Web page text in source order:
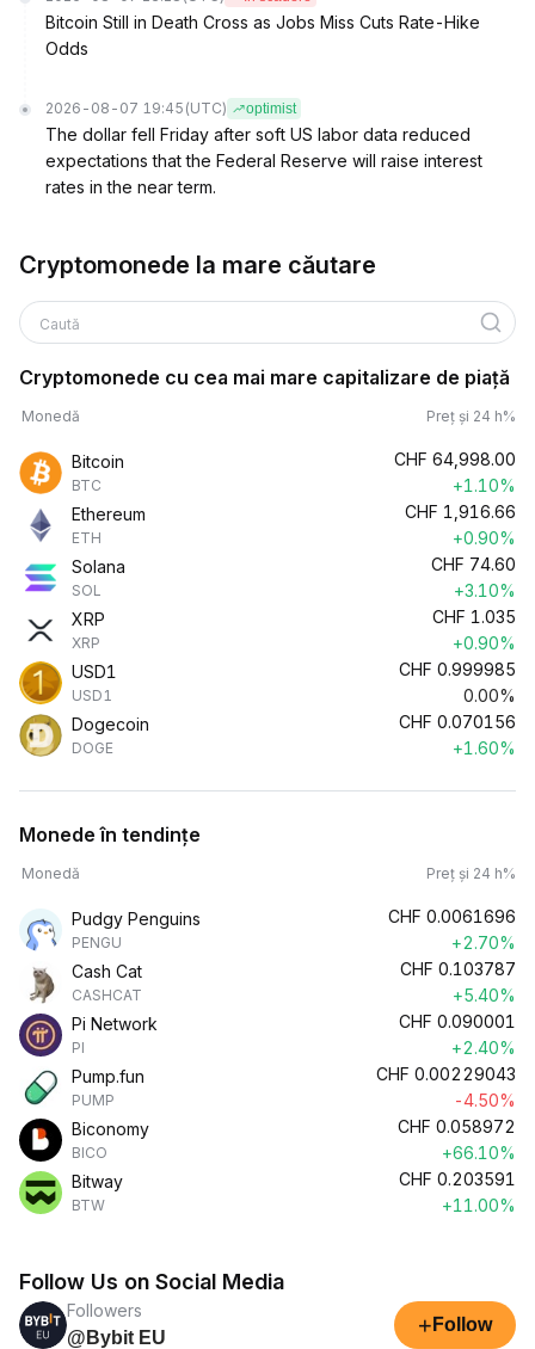
Bitcoin Still in Death Cross as Jobs Miss Cuts Rate-Hike
Odds
2026-08-07 19:45 (UTC) optimist
The dollar fell Friday after soft US labor data reduced
expectations that the Federal Reserve will raise interest
rates in the near term.
Cryptomonede la mare căutare
Caută
Cryptomonede cu cea mai mare capitalizare de piață
Monedă Preț și 24 h%
Bitcoin
BTC
CHF 64,998.00
+1.10%
Ethereum
ETH
CHF 1,916.66
+0.90%
Solana
SOL
CHF 74.60
+3.10%
XRP
XRP
CHF 1.035
+0.90%
USD1
USD1
CHF 0.999985
0.00%
Dogecoin
DOGE
CHF 0.070156
+1.60%
Monede în tendințe
Monedă Preț și 24 h%
Pudgy Penguins
PENGU
CHF 0.0061696
+2.70%
Cash Cat
CASHCAT
CHF 0.103787
+5.40%
Pi Network
PI
CHF 0.090001
+2.40%
Pump.fun
PUMP
CHF 0.00229043
-4.50%
Biconomy
BICO
CHF 0.058972
+66.10%
Bitway
BTW
CHF 0.203591
+11.00%
Follow Us on Social Media
Followers
@Bybit EU
+ Follow